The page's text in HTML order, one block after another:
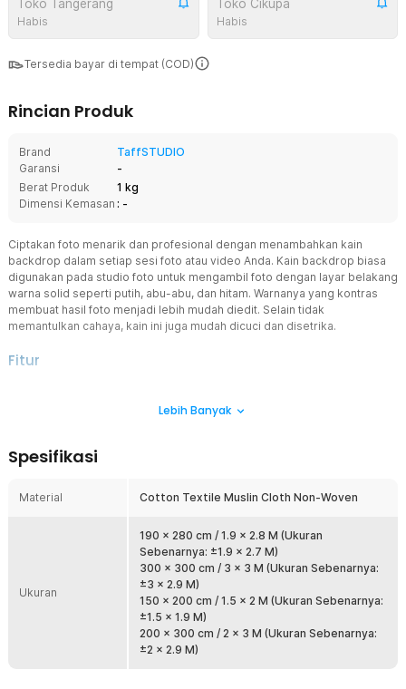
Toko Tangerang
Habis
Toko Cikupa
Habis
Tersedia bayar di tempat (COD)
Rincian Produk
Brand
TaffSTUDIO
Garansi
-
Berat Produk
1 kg
Dimensi Kemasan : -
Ciptakan foto menarik dan profesional dengan menambahkan kain
backdrop dalam setiap sesi foto atau video Anda. Kain backdrop biasa
digunakan pada studio foto untuk mengambil foto dengan layar belakang
warna solid seperti putih, abu-abu, dan hitam. Warnanya yang kontras
membuat hasil foto menjadi lebih mudah diedit. Selain tidak
memantulkan cahaya, kain ini juga mudah dicuci dan disetrika.
Fitur
Seorang fotografer atau pembuat film pasti mengerti mengenai
atau menambahkan efek visual.
Terbuat dari cotton textile muslin cloth non-woven yang halus,
Anda bisa mengaturnya agar lurus dan rapi atau menciptakan efek
yang kreatif seperti bergelombang.
Perawatan yang Mudah
Selain memudahkan pengaturan berbagai skenario fotografi, kain
backdrop ini juga mudah dirawat dan disimpan. Kain dapat dilipat
agar tidak menghabiskan ruang. Kain juga bisa disetrika dan awet
untuk penggunaan jangka panjang.
Lebih Banyak
Spesifikasi
Material Cotton Textile Muslin Cloth Non-Woven
Ukuran
190 x 280 cm / 1.9 x 2.8 M (Ukuran
Sebenarnya: ±1.9 x 2.7 M)
300 x 300 cm / 3 x 3 M (Ukuran Sebenarnya:
±3 x 2.9 M)
150 x 200 cm / 1.5 x 2 M (Ukuran Sebenarnya:
±1.5 x 1.9 M)
200 x 300 cm / 2 x 3 M (Ukuran Sebenarnya:
±2 x 2.9 M)